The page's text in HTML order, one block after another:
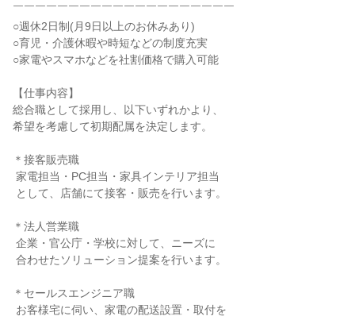
￣￣￣￣￣￣￣￣￣￣￣￣￣￣￣￣￣￣￣￣
○週休2日制(月9日以上のお休みあり)
○育児・介護休暇や時短などの制度充実
○家電やスマホなどを社割価格で購入可能
【仕事内容】
総合職として採用し、以下いずれかより、
希望を考慮して初期配属を決定します。
＊接客販売職
＊法人営業職
＊セールスエンジニア職